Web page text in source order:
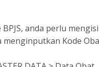
anda perlu
Kode